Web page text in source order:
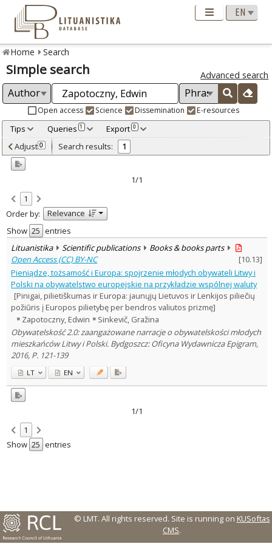
Home Search
Simple search Advanced search
Open access Science Dissemination E-resources
Tips Queries 1 Export 0
Adjusted by criteria 0
Year
Refine
Open access
Scientific publications 1
Document Type:
Books & books parts 1
Subject area
Political sciences 1
Sociology 1
Text language
Country of publication
Historical periods
Lithuanian place names
Subject
Journal
Adjust 0 Search results: 1
1/1
1
Order by:
Relevance
Show
entries
Lituanistika
Scientific publications
Books & books parts
Open Access (CC) BY-NC
[10.13]
Pieniądze, tożsamość i Europa: spojrzenie młodych obywateli Litwy i
Polski na obywatelstwo europejskie na przykładzie wspólnej waluty
[Pinigai, pilietiškumas ir Europa: jaunųjų Lietuvos ir Lenkijos piliečių
požiūris į Europos pilietybę per bendros valiutos prizmę]
Zapotoczny, Edwin
Sinkevič, Gražina
Obywatelskość 2.0: zaangażowane narracje o obywatelskości młodych
mieszkańców Litwy i Polski. Bydgoszcz: Oficyna Wydawnicza Epigram,
2016, P. 121-139
LT EN
1/1
1
Show
entries
© LMT. All rights reserved. Site is running on KUSoftas
CMS.